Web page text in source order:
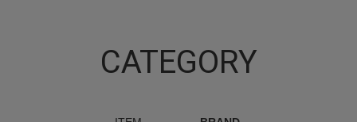
CATEGORY